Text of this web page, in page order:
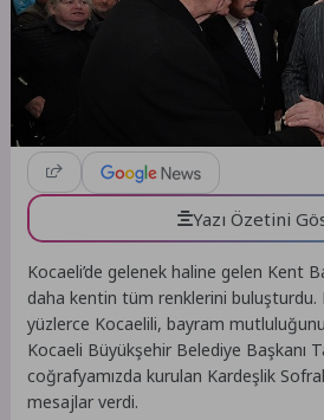
Yazı Özetini
Kocaeli’de gelenek haline gelen Kent
daha kentin tüm renklerini buluşturdu.
yüzlerce Kocaelili, bayram
Kocaeli Büyükşehir Belediye Başkanı
coğrafyamızda kurulan Kardeşlik
mesajlar verdi.